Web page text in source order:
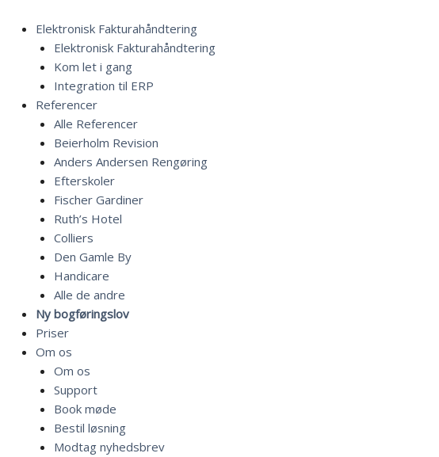
indholdet
Elektronisk Fakturahåndtering
Elektronisk Fakturahåndtering
Kom let i gang
Integration til ERP
Referencer
Alle Referencer
Beierholm Revision
Anders Andersen Rengøring
Efterskoler
Fischer Gardiner
Ruth’s Hotel
Colliers
Den Gamle By
Handicare
Alle de andre
Ny bogføringslov
Priser
Om os
Om os
Support
Book møde
Bestil løsning
Modtag nyhedsbrev